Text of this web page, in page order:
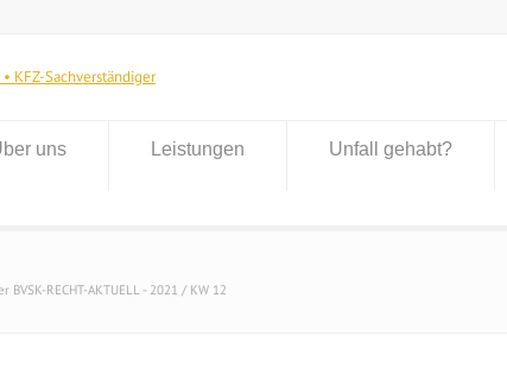
uns Leistungen Unfall gehabt?
BVSK-RECHT-AKTUELL - 2021 / KW 12